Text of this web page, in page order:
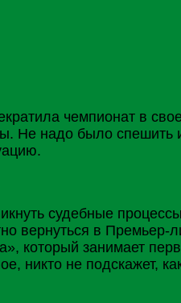
чемпионат в
Не надо было спешить
судебные
вернуться в Премьер-
который занимает
никто не подскажет,